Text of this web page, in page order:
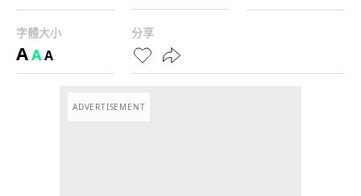
字體大小
AAA
分享
ADVERTISEMENT